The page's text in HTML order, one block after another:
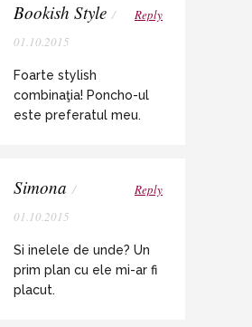
Bookish Style /
01.10.2015
Reply
Foarte stylish
combinaţia! Poncho-ul
este preferatul meu.
Simona /
01.10.2015
Reply
Si inelele de unde? Un
prim plan cu ele mi-ar fi
placut.